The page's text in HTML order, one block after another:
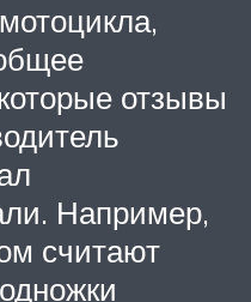
отзывы
Например,
считают